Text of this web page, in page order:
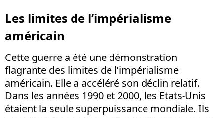
Les limites de l’impérialisme
américain
Cette guerre a été une démonstration
flagrante des limites de l’impérialisme
américain. Elle a accéléré son déclin relatif.
Dans les années 1990 et 2000, les Etats-Unis
étaient la seule superpuissance mondiale. Ils